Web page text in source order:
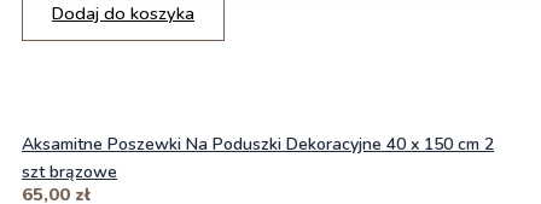
Dodaj do koszyka
Aksamitne Poszewki Na Poduszki Dekoracyjne 40 x 150 cm 2
szt brązowe
65,00 zł